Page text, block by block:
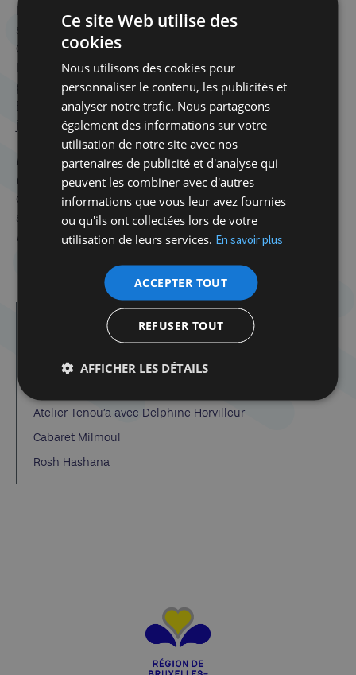
souterrain et idéologique du Mal. Chaque mot pèse.
Chaque mot frappe. Ou apporte la douceur, évoquant
les noms des disparus, des amis, leurs plumes, leurs
pinceaux, leur distance ironique et tendre.
Bien plus qu’une plaidoirie, un éloge de la vie libre,
joyeuse et éclairée.
Richard Malka, célèbre avocat, romancier, scénariste
de romans graphiques, est l’auteur
de
Tyrannie(Grasset, 2018, en cours d’adaptation en
série), et, avec Georges Kiejman, d’Eloge de
l’irrévérence(Grasset, 2019).
A lire: la critique d’Henri Raczymowsur « Le droit
d’emmerder Dieu »
Dans la même catégorie d'article :
Dibook | Les élections en Israël
Spirou dans la tourmente de la Shoah
Atelier Tenou’a avec Delphine Horvilleur
Cabaret Milmoul
Rosh Hashana
Ce site Web utilise des
cookies
Nous utilisons des cookies pour
personnaliser le contenu, les publicités et
analyser notre trafic. Nous partageons
également des informations sur votre
utilisation de notre site avec nos
partenaires de publicité et d'analyse qui
peuvent les combiner avec d'autres
informations que vous leur avez fournies
ou qu'ils ont collectées lors de votre
utilisation de leurs services. En savoir plus
ACCEPTER TOUT
REFUSER TOUT
AFFICHER LES DÉTAILS